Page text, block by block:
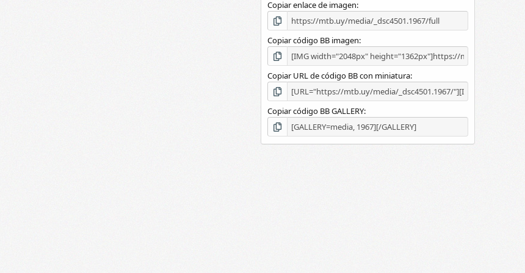
(
)
Copiar enlace de imagen
Copiar código BB imagen
Copiar URL de código BB con miniatura
Copiar código BB GALLERY